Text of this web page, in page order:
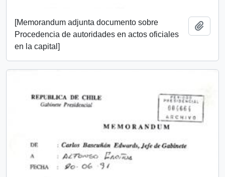
[Memorandum adjunta documento sobre
Procedencia de autoridades en actos oficiales
en la capital]